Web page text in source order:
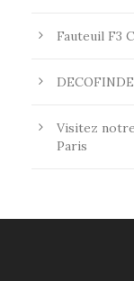
Fauteuil F3
Visitez
Paris